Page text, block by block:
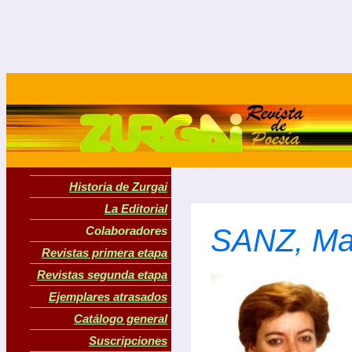
Historia de Zurgai
La Editorial
Colaboradores
Revistas primera etapa
Revistas segunda etapa
Ejemplares atrasados
Catálogo general
Suscripciones
SANZ,